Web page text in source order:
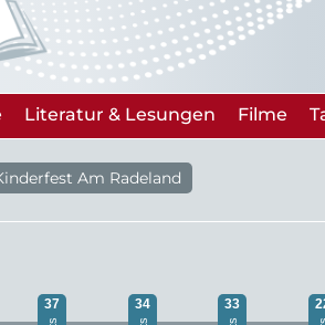
Literatur & Lesungen Filme
Am Radeland
37 34 33